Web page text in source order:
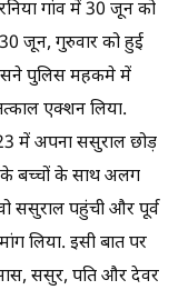
गांव में 30 जून को
जून, गुरुवार को हुई
पुलिस महकमे में
एक्शन लिया.
में अपना ससुराल छोड़
के बच्चों के साथ अलग
ससुराल पहुंची और पूर्व
लिया. इसी बात पर
ससुर, पति और देवर